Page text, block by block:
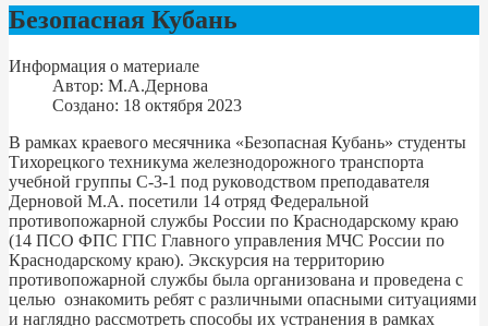
Безопасная Кубань
Информация о материале
Автор: М.А.Дернова
Создано: 18 октября 2023
В рамках краевого месячника «Безопасная Кубань» студенты
Тихорецкого техникума железнодорожного транспорта
учебной группы С-3-1 под руководством преподавателя
Дерновой М.А. посетили 14 отряд Федеральной
противопожарной службы России по Краснодарскому краю
(14 ПСО ФПС ГПС Главного управления МЧС России по
Краснодарскому краю). Экскурсия на территорию
противопожарной службы была организована и проведена с
целью ознакомить ребят с различными опасными ситуациями
и наглядно рассмотреть способы их устранения в рамках